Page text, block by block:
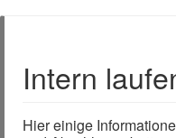
Intern
Hier einige